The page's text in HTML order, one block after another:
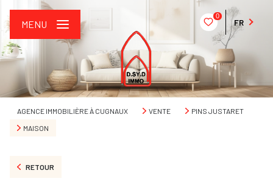
0
FR
MENU
AGENCE IMMOBILIÈRE À CUGNAUX VENTE
PINS JUSTARET
MAISON
RETOUR